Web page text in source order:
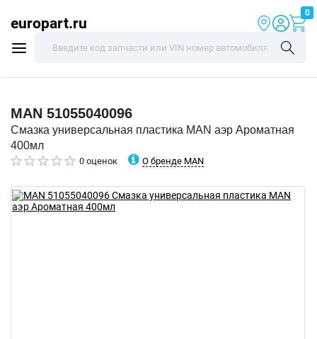
europart.ru
0
MAN 51055040096
Смазка универсальная пластика MAN аэр Ароматная
400мл
0 оценок О бренде MAN